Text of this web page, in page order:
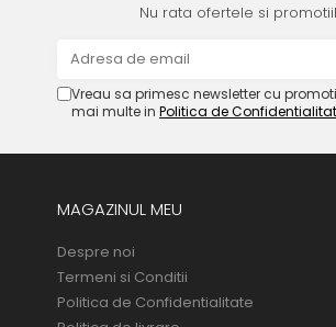
Nu rata ofertele si
Vreau sa primesc newsletter cu
mai multe in Politica de
MAGAZINUL MEU
Despre noi
Termeni si Conditii
Politica de Confidentialitate